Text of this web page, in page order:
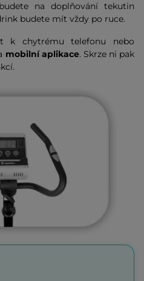
na doplňování tekutin
budete mít vždy po ruce.
k chytrému telefonu nebo
mobilní aplikace. Skrze ni pak
.